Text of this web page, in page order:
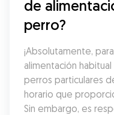
de
perro?
¡Absolutamente,
alimentación
perros particulares
horario que
Sin embargo, es